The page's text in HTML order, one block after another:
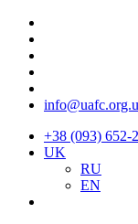
+38 (093) 652-
UK
RU
EN